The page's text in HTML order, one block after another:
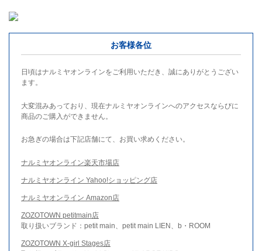
お客様各位
日頃はナルミヤオンラインをご利用いただき、誠にありがとうござい
ます。
大変混みあっており、現在ナルミヤオンラインへのアクセスならびに
商品のご購入ができません。
お急ぎの場合は下記店舗にて、お買い求めください。
ナルミヤオンライン楽天市場店
ナルミヤオンライン Yahoo!ショッピング店
ナルミヤオンライン Amazon店
ZOZOTOWN petitmain店
取り扱いブランド：petit main、petit main LIEN、b・ROOM
ZOZOTOWN X-girl Stages店